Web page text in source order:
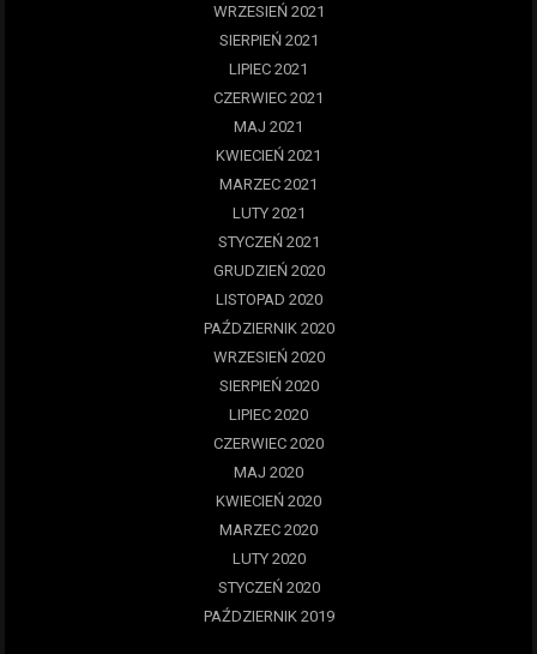
WRZESIEŃ 2021
SIERPIEŃ 2021
LIPIEC 2021
CZERWIEC 2021
MAJ 2021
KWIECIEŃ 2021
MARZEC 2021
LUTY 2021
STYCZEŃ 2021
GRUDZIEŃ 2020
LISTOPAD 2020
PAŹDZIERNIK 2020
WRZESIEŃ 2020
SIERPIEŃ 2020
LIPIEC 2020
CZERWIEC 2020
MAJ 2020
KWIECIEŃ 2020
MARZEC 2020
LUTY 2020
STYCZEŃ 2020
PAŹDZIERNIK 2019